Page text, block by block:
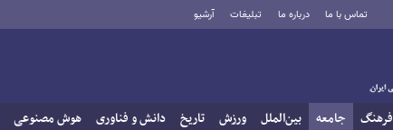
تماس با ما درباره ما تبلیغات آرشیو
فرهنگ جامعه بین‌الملل ورزش تاریخ دانش و فناوری هوش مصنوعی